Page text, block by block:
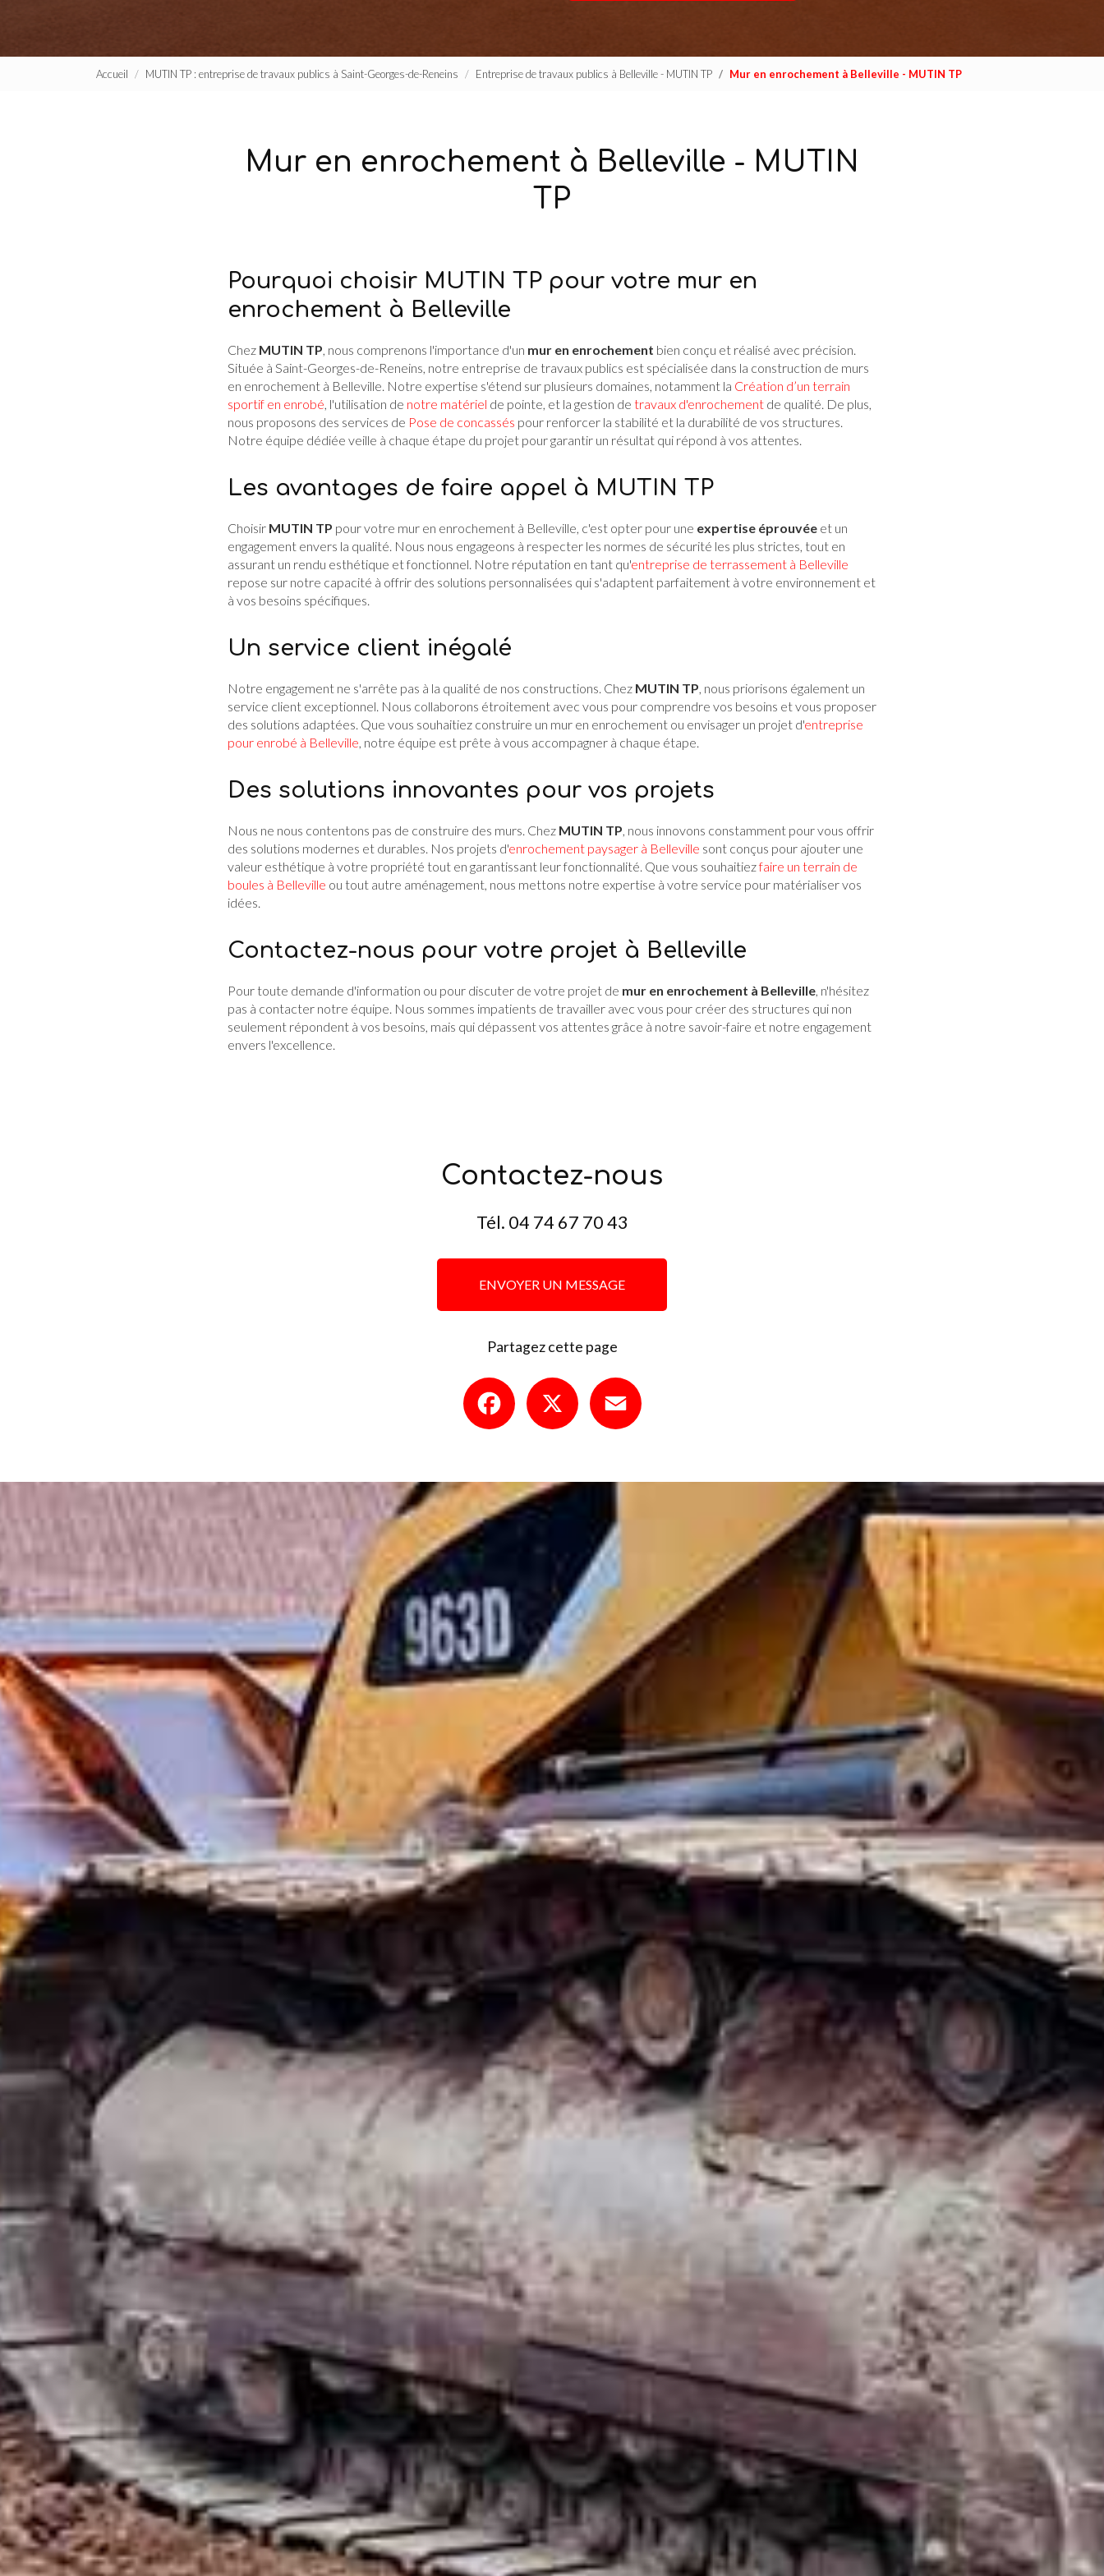
Accueil MUTIN TP : entreprise de travaux publics à Saint-Georges-de-Reneins Entreprise de travaux publics à Belleville - MUTIN TP Mur en enrochement à Belleville - MUTIN TP
Mur en enrochement à Belleville - MUTIN
TP
Pourquoi choisir MUTIN TP pour votre mur en
enrochement à Belleville
Chez MUTIN TP, nous comprenons l'importance d'un mur en enrochement bien conçu et réalisé avec précision.
Située à Saint-Georges-de-Reneins, notre entreprise de travaux publics est spécialisée dans la construction de murs
en enrochement à Belleville. Notre expertise s'étend sur plusieurs domaines, notamment la Création d’un terrain
sportif en enrobé, l'utilisation de notre matériel de pointe, et la gestion de travaux d'enrochement de qualité. De plus,
nous proposons des services de Pose de concassés pour renforcer la stabilité et la durabilité de vos structures.
Notre équipe dédiée veille à chaque étape du projet pour garantir un résultat qui répond à vos attentes.
Les avantages de faire appel à MUTIN TP
Choisir MUTIN TP pour votre mur en enrochement à Belleville, c'est opter pour une expertise éprouvée et un
engagement envers la qualité. Nous nous engageons à respecter les normes de sécurité les plus strictes, tout en
assurant un rendu esthétique et fonctionnel. Notre réputation en tant qu'entreprise de terrassement à Belleville
repose sur notre capacité à offrir des solutions personnalisées qui s'adaptent parfaitement à votre environnement et
à vos besoins spécifiques.
Un service client inégalé
Notre engagement ne s'arrête pas à la qualité de nos constructions. Chez MUTIN TP, nous priorisons également un
service client exceptionnel. Nous collaborons étroitement avec vous pour comprendre vos besoins et vous proposer
des solutions adaptées. Que vous souhaitiez construire un mur en enrochement ou envisager un projet d'entreprise
pour enrobé à Belleville, notre équipe est prête à vous accompagner à chaque étape.
Des solutions innovantes pour vos projets
Nous ne nous contentons pas de construire des murs. Chez MUTIN TP, nous innovons constamment pour vous offrir
des solutions modernes et durables. Nos projets d'enrochement paysager à Belleville sont conçus pour ajouter une
valeur esthétique à votre propriété tout en garantissant leur fonctionnalité. Que vous souhaitiezfaire un terrain de
boules à Belleville ou tout autre aménagement, nous mettons notre expertise à votre service pour matérialiser vos
idées.
Contactez-nous pour votre projet à Belleville
Pour toute demande d'information ou pour discuter de votre projet de mur en enrochement à Belleville, n'hésitez
pas à contacter notre équipe. Nous sommes impatients de travailler avec vous pour créer des structures qui non
seulement répondent à vos besoins, mais qui dépassent vos attentes grâce à notre savoir-faire et notre engagement
envers l'excellence.
Contactez-nous
Tél. 04 74 67 70 43
ENVOYER UN MESSAGE
Partagez cette page
Facebook